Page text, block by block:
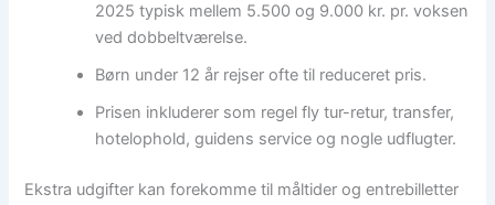
2025 typisk mellem 5.500 og 9.000 kr. pr. voksen
ved dobbeltværelse.
Børn under 12 år rejser ofte til reduceret pris.
Prisen inkluderer som regel fly tur-retur, transfer,
hotelophold, guidens service og nogle udflugter.
Ekstra udgifter kan forekomme til måltider og entrebilletter